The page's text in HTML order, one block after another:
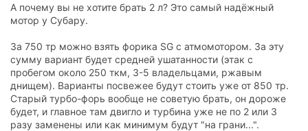
А почему вы не хотите брать 2 л? Это самый надёжный
мотор у Субару.
За 750 тр можно взять форика SG с атмомотором. За эту
сумму вариант будет средней ушатанности (этак с
пробегом около 250 ткм, 3-5 владельцами, ржавым
днищем). Варианты посвежее будут стоить уже от 850 тр.
Старый турбо-форь вообще не советую брать, он дороже
будет, и главное там двигло и турбина уже не по 2 или 3
разу заменены или как минимум будут "на грани...".